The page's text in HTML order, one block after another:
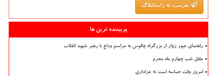
بفرست به راستابلاگ
پربیننده ترین ها
راهنمای عبور زوار از بزرگراه چالوس به مراسم وداع با رهبر شهید انقلاب
مقتل شب چهارم ماه محرم
امروز وقت حماسه است نه عزاداری